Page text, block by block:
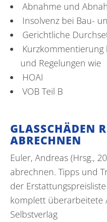
Abnahme und
Insolvenz bei Bau-
Gerichtliche
Kurzkommentierung
und Regelungen wie
HOAI
VOB Teil B
GLASSCHÄDEN
ABRECHNEN
Euler, Andreas (Hrsg.,
abrechnen. Tipps und
der
komplett überarbeitete
Selbstverlag